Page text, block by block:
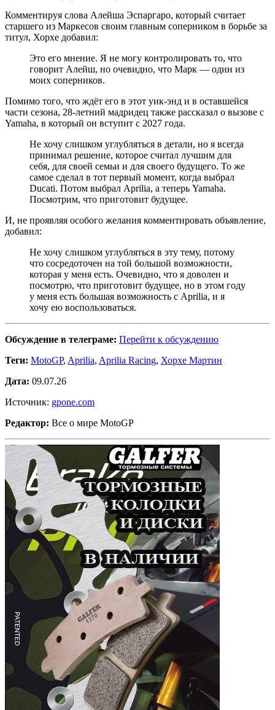
Комментируя слова Алейша Эспаргаро, который считает
старшего из Маркесов своим главным соперником в борьбе за
титул, Хорхе добавил:
Это его мнение. Я не могу контролировать то, что
говорит Алейш, но очевидно, что Марк — один из
моих соперников.
Помимо того, что ждёт его в этот уик-энд и в оставшейся
части сезона, 28-летний мадридец также рассказал о вызове с
Yamaha, в который он вступит с 2027 года.
Не хочу слишком углубляться в детали, но я всегда
принимал решение, которое считал лучшим для
себя, для своей семьи и для своего будущего. То же
самое сделал в тот первый момент, когда выбрал
Ducati. Потом выбрал Aprilia, а теперь Yamaha.
Посмотрим, что приготовит будущее.
И, не проявляя особого желания комментировать объявление,
добавил:
Не хочу слишком углубляться в эту тему, потому
что сосредоточен на той большой возможности,
которая у меня есть. Очевидно, что я доволен и
посмотрю, что приготовит будущее, но в этом году
у меня есть большая возможность с Aprilia, и я
хочу ею воспользоваться.
Обсуждение в телеграме: Перейти к обсуждению
Теги: MotoGP, Aprilia, Aprilia Racing, Хорхе Мартин
Дата: 09.07.26
Источник: gpone.com
Редактор: Все о мире MotoGP